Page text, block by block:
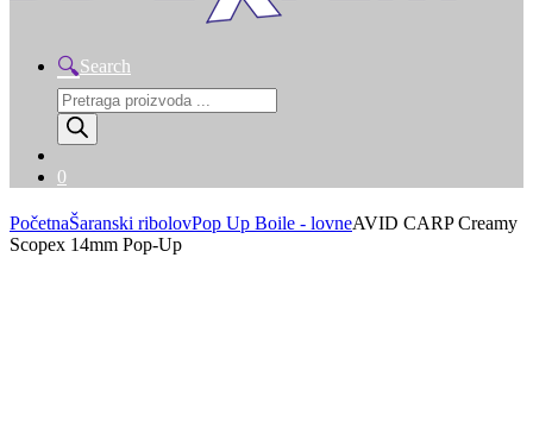
Search
Products
search
0
PočetnaŠaranski ribolovPop Up Boile - lovneAVID CARP Creamy
Scopex 14mm Pop-Up